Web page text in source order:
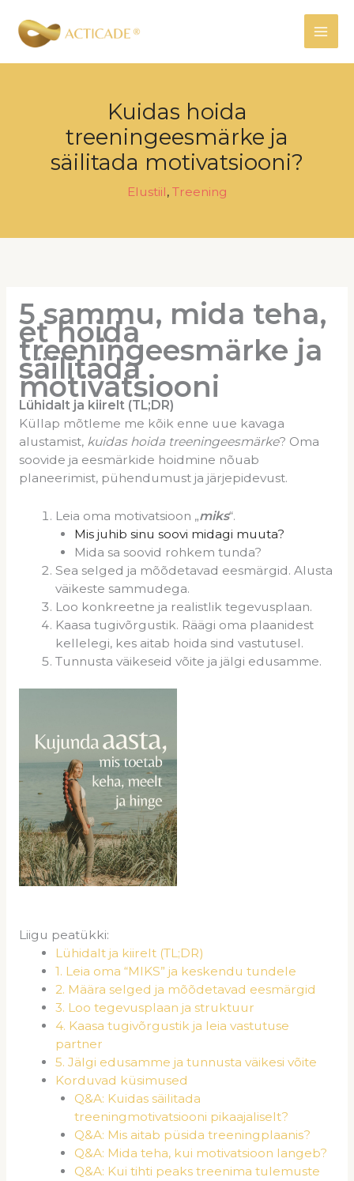
content
Kuidas hoida
treeningeesmärke ja
säilitada motivatsiooni?
Elustiil, Treening
5 sammu, mida teha,
et hoida
treeningeesmärke ja
säilitada
motivatsiooni
Lühidalt ja kiirelt (TL;DR)
Küllap mõtleme me kõik enne uue kavaga
alustamist, kuidas hoida treeningeesmärke? Oma
soovide ja eesmärkide hoidmine nõuab
planeerimist, pühendumust ja järjepidevust.
Leia oma motivatsioon „miks“.
Mis juhib sinu soovi midagi muuta?
Mida sa soovid rohkem tunda?
Sea selged ja mõõdetavad eesmärgid. Alusta
väikeste sammudega.
Loo konkreetne ja realistlik tegevusplaan.
Kaasa tugivõrgustik. Räägi oma plaanidest
kellelegi, kes aitab hoida sind vastutusel.
Tunnusta väikeseid võite ja jälgi edusamme.
Liigu peatükki:
Lühidalt ja kiirelt (TL;DR)
1. Leia oma “MIKS” ja keskendu tundele
2. Määra selged ja mõõdetavad eesmärgid
3. Loo tegevusplaan ja struktuur
4. Kaasa tugivõrgustik ja leia vastutuse
partner
5. Jälgi edusamme ja tunnusta väikesi võite
Korduvad küsimused
Q&A: Kuidas säilitada
treeningmotivatsiooni pikaajaliselt?
Q&A: Mis aitab püsida treeningplaanis?
Q&A: Mida teha, kui motivatsioon langeb?
Q&A: Kui tihti peaks treenima tulemuste